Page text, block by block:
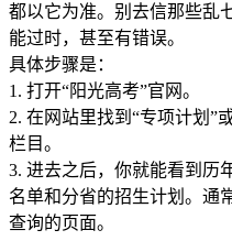
都以它为准。别去信那些乱
能过时，甚至有错误。
具体步骤是：
1. 打开“阳光高考”官网。
2. 在网站里找到“专项计划”
栏目。
3. 进去之后，你就能看到历
名单和分省的招生计划。通
查询的页面。